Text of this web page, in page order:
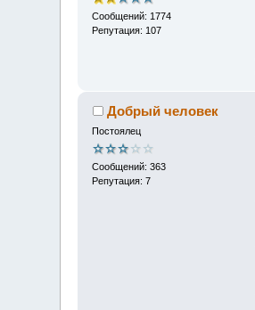
Сообщений: 1774
Репутация: 107
Добрый человек
Постоялец
Сообщений: 363
Репутация: 7